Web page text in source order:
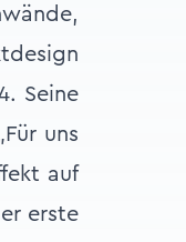
Seine
uns
auf
erste